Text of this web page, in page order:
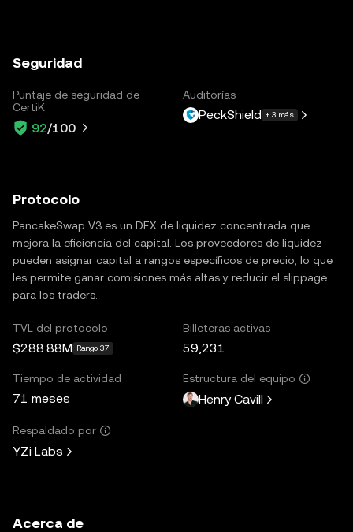
Seguridad
Puntaje de seguridad de
CertiK
92/100
Auditorías
PeckShield + 3 más
Protocolo
PancakeSwap V3 es un DEX de liquidez concentrada que
mejora la eficiencia del capital. Los proveedores de liquidez
pueden asignar capital a rangos específicos de precio, lo que
les permite ganar comisiones más altas y reducir el slippage
para los traders.
TVL del protocolo
$288.88M Rango 37
Billeteras activas
59,231
Tiempo de actividad
71 meses
Estructura del equipo
Henry Cavill
Respaldado por
YZi Labs
Acerca de